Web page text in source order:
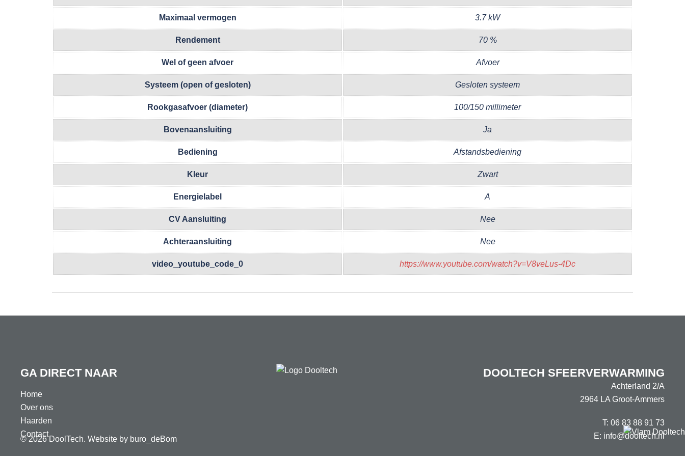
Maximaal vermogen 3.7 kW
Rendement 70 %
Wel of geen afvoer Afvoer
Systeem (open of gesloten) Gesloten systeem
Rookgasafvoer (diameter) 100/150 millimeter
Bovenaansluiting Ja
Bediening Afstandsbediening
Kleur Zwart
Energielabel A
CV Aansluiting Nee
Achteraansluiting Nee
video_youtube_code_0 https://www.youtube.com/watch?v=V8veLus-4Dc
GA DIRECT NAAR
Home
Over ons
Haarden
Contact
DOOLTECH SFEERVERWARMING
Achterland 2/A
2964 LA Groot-Ammers
T: 06 83 88 91 73
E: info@dooltech.nl
© 2026 DoolTech. Website by buro_deBom